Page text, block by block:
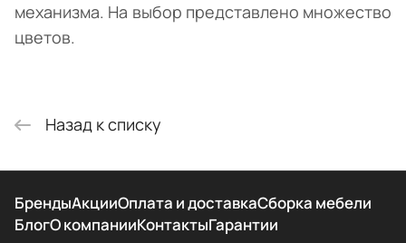
механизма. На выбор представлено множество
цветов.
Назад к списку
БрендыАкцииОплата и доставкаСборка мебели
БлогО компанииКонтактыГарантии